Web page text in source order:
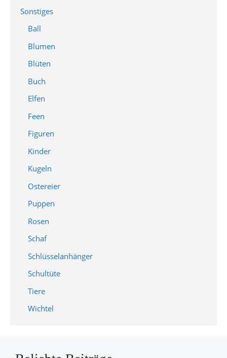
Sonstiges
Ball
Blumen
Blüten
Buch
Elfen
Feen
Figuren
Kinder
Kugeln
Ostereier
Puppen
Rosen
Schaf
Schlüsselanhänger
Schultüte
Tiere
Wichtel